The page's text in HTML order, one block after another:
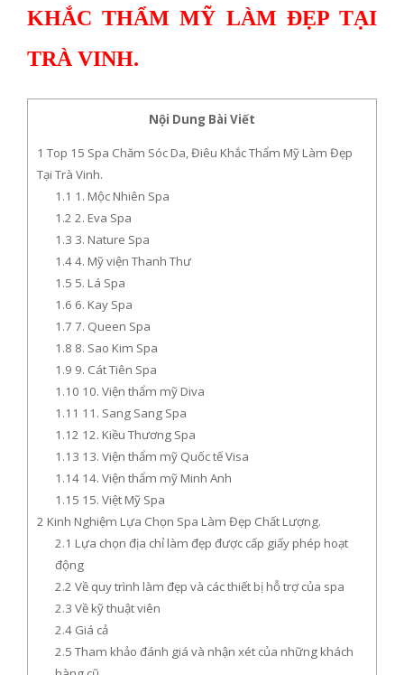
KHẮC THẨM MỸ LÀM ĐẸP TẠI
TRÀ VINH.
Nội Dung Bài Viết
1 Top 15 Spa Chăm Sóc Da, Điêu Khắc Thẩm Mỹ Làm Đẹp
Tại Trà Vinh.
1.1 1. Mộc Nhiên Spa
1.2 2. Eva Spa
1.3 3. Nature Spa
1.44. Mỹ viện Thanh Thư
1.5 5. Lá Spa
1.6 6. Kay Spa
1.7 7. Queen Spa
1.8 8. Sao Kim Spa
1.9 9. Cát Tiên Spa
1.10 10. Viện thẩm mỹ Diva
1.11 11. Sang Sang Spa
1.12 12. Kiều Thương Spa
1.13 13. Viện thẩm mỹ Quốc tế Visa
1.1414. Viện thẩm mỹ Minh Anh
1.15 15. Việt Mỹ Spa
2 Kinh Nghiệm Lựa Chọn Spa Làm Đẹp Chất Lượng.
2.1 Lựa chọn địa chỉ làm đẹp được cấp giấy phép hoạt
động
2.2 Về quy trình làm đẹp và các thiết bị hỗ trợ của spa
2.3 Về kỹ thuật viên
2.4Giá cả
2.5 Tham khảo đánh giá và nhận xét của những khách